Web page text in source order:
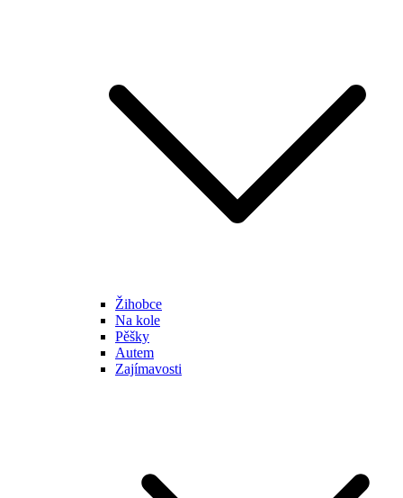
Žihobce
Na kole
Pěšky
Autem
Zajímavosti